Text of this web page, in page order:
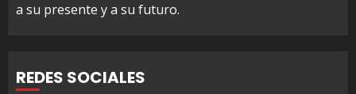
a su presente y a su futuro.
REDES SOCIALES